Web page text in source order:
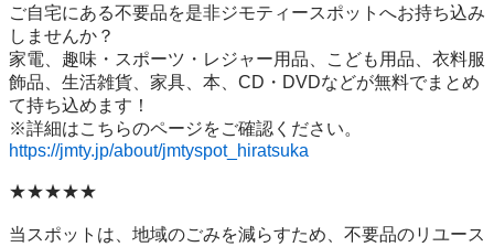
ご自宅にある不要品を是非ジモティースポットへお持ち込み
しませんか？
家電、趣味・スポーツ・レジャー用品、こども用品、衣料服
飾品、生活雑貨、家具、本、CD・DVDなどが無料でまとめ
て持ち込めます！
https://jmty.jp/about/jmtyspot_hiratsuka
★★★★★
当スポットは、地域のごみを減らすため、不要品のリユース